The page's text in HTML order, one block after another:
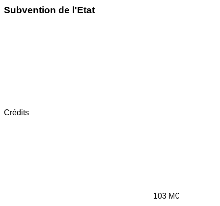
Subvention de l'Etat
Crédits
103 M€